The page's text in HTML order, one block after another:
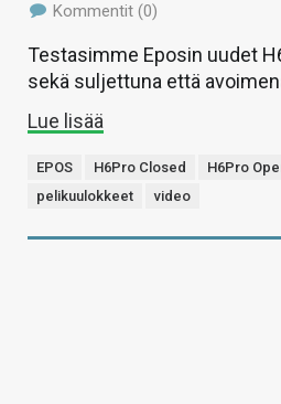
Kommentit (0)
Testasimme Eposin uudet
sekä suljettuna että
Lue lisää
EPOS H6Pro Closed H6Pro
pelikuulokkeet
video